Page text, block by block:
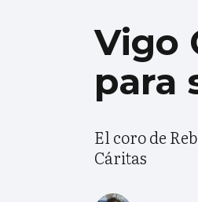
Vigo
para
El coro de
Cáritas